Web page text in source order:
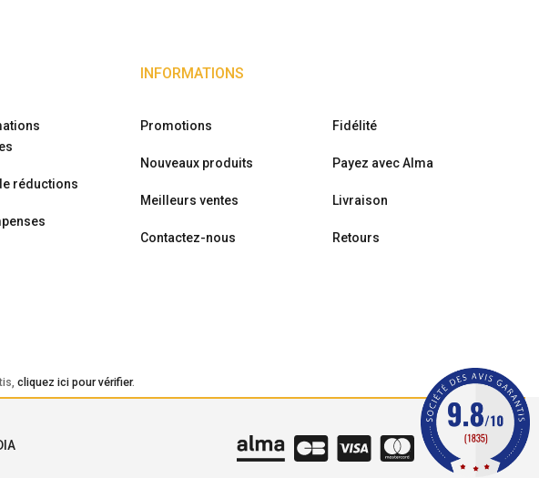
réductions
INFORMATIONS
Promotions
Nouveaux produits
Meilleurs ventes
Contactez-nous
Fidélité
Payez avec Alma
Livraison
Retours
cliquez ici pour vérifier.